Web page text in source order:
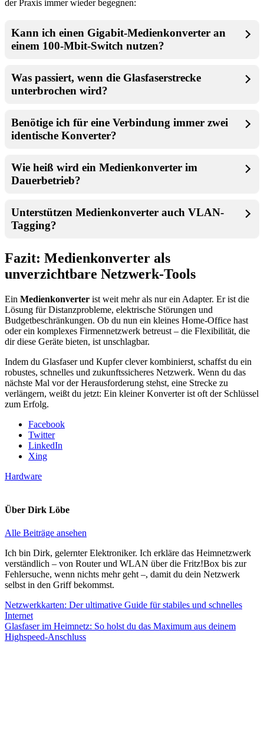
der Praxis immer wieder begegnen:
Kann ich einen Gigabit-Medienkonverter an
einem 100-Mbit-Switch nutzen?
Was passiert, wenn die Glasfaserstrecke
unterbrochen wird?
Benötige ich für eine Verbindung immer zwei
identische Konverter?
Wie heiß wird ein Medienkonverter im
Dauerbetrieb?
Unterstützen Medienkonverter auch VLAN-
Tagging?
Fazit: Medienkonverter als
unverzichtbare Netzwerk-Tools
Ein Medienkonverter ist weit mehr als nur ein Adapter. Er ist die
Lösung für Distanzprobleme, elektrische Störungen und
Budgetbeschränkungen. Ob du nun ein kleines Home-Office hast
oder ein komplexes Firmennetzwerk betreust – die Flexibilität, die
dir diese Geräte bieten, ist unschlagbar.
Indem du Glasfaser und Kupfer clever kombinierst, schaffst du ein
robustes, schnelles und zukunftssicheres Netzwerk. Wenn du das
nächste Mal vor der Herausforderung stehst, eine Strecke zu
verlängern, weißt du jetzt: Ein kleiner Konverter ist oft der Schlüssel
zum Erfolg.
Facebook
Twitter
LinkedIn
Xing
Hardware
Über Dirk Löbe
Alle Beiträge ansehen
Ich bin Dirk, gelernter Elektroniker. Ich erkläre das Heimnetzwerk
verständlich – von Router und WLAN über die Fritz!Box bis zur
Fehlersuche, wenn nichts mehr geht –, damit du dein Netzwerk
selbst in den Griff bekommst.
Beitragsnavigation
Vorheriger
Beitrag:
Netzwerkkarten: Der ultimative Guide für stabiles und schnelles
Internet
Nächster
Beitrag:
Glasfaser im Heimnetz: So holst du das Maximum aus deinem
Highspeed-Anschluss